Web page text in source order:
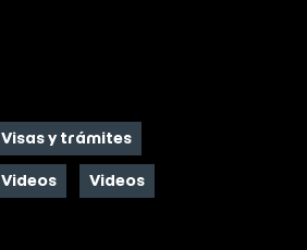
Visas y trámites
Videos Videos